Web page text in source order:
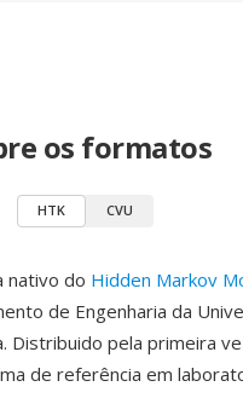
os formatos
HTK CVU
nativo do Hidden Markov
de Engenharia da
Distribuido pela primeira
de referência em